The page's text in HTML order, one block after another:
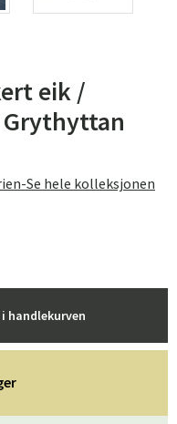
eik /
Se hele kolleksjonen
i handlekurven